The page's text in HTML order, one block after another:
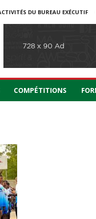
DU BUREAU EXÉCUTIF
COMPÉTITIONS